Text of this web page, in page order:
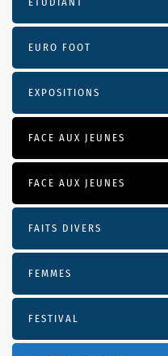
EURO FOOT
EXPOSITIONS
FACE AUX JEUNES
FACE AUX JEUNES
FAITS DIVERS
FEMMES
FESTIVAL